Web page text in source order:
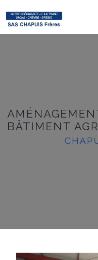
AMÉNAGEMENT INTÉRIEUR
BÂTIMENT